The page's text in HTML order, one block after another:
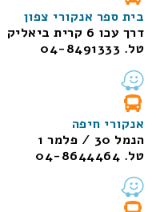
בית ספר אנקורי צפון
דרך עכו 6 קרית ביאליק
טל. 04-8491333
אנקורי חיפה
הנמל 30 / פלמר 1
טל. 04-8644464